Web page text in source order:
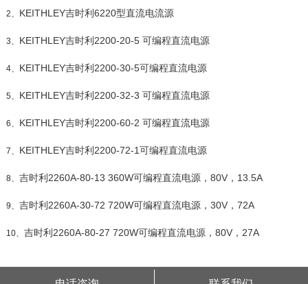
2、 KEITHLEY吉时利6220型直流电流源
3、 KEITHLEY吉时利2200-20-5 可编程直流电源
4、 KEITHLEY吉时利2200-30-5可编程直流电源
5、 KEITHLEY吉时利2200-32-3 可编程直流电源
6、 KEITHLEY吉时利2200-60-2 可编程直流电源
7、 KEITHLEY吉时利2200-72-1可编程直流电源
8、 吉时利2260A-80-13 360W可编程直流电源，80V，13.5A
9、 吉时利2260A-30-72 720W可编程直流电源，30V，72A
10、 吉时利2260A-80-27 720W可编程直流电源，80V，27A